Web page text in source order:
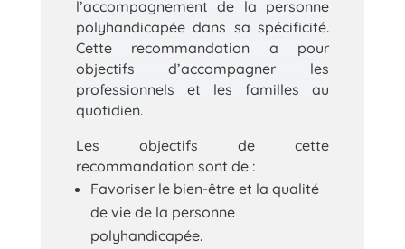
l’accompagnement de la personne
polyhandicapée dans sa spécificité.
Cette recommandation a pour
objectifs d’accompagner les
professionnels et les familles au
quotidien.
Les objectifs de cette
recommandation sont de :
Favoriser le bien-être et la qualité
de vie de la personne
polyhandicapée.